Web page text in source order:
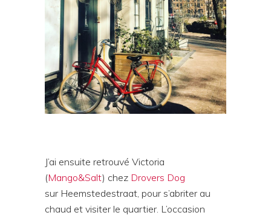
J’ai ensuite retrouvé Victoria
(Mango&Salt) chez Drovers Dog
sur Heemstedestraat, pour s’abriter au
chaud et visiter le quartier. L’occasion